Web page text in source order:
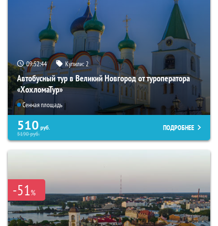
09:52:43 Купили:2
Автобусный тур в Великий Новгород от туроператора
«ХохломаТур»
Сенная площадь
510 руб.
5190руб.
ПОДРОБНЕЕ
-51%